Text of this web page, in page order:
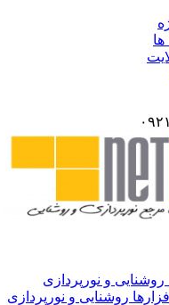
و نورپردازی
روشنایی و نورپردازی